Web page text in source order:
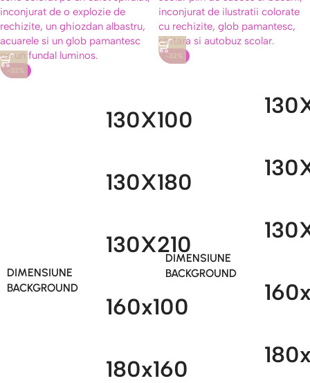
-32%
DIMENSIUNE
BACKGROUND
130X100
130X180
130X210
160x100
180x160
-32%
DIMENSIUNE
BACKGROUND